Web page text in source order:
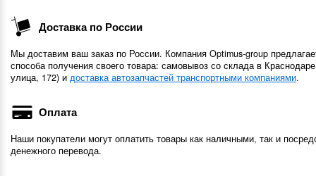
Доставка по России
Мы доставим ваш заказ по России. Компания Optimus-group
способа получения своего товара: самовывоз со склада в
улица, 172) и доставка автозапчастей транспортными компаниями.
Оплата
Наши покупатели могут оплатить товары как наличными, так и
денежного перевода.